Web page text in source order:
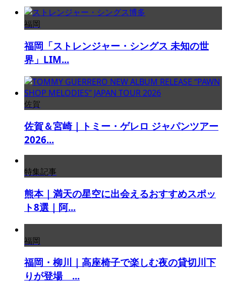
福岡
福岡「ストレンジャー・シングス 未知の世
界」LIM...
佐賀
佐賀＆宮崎｜トミー・ゲレロ ジャパンツアー
2026...
特集記事
熊本｜満天の星空に出会えるおすすめスポッ
ト8選｜阿...
福岡
福岡・柳川｜高座椅子で楽しむ夜の貸切川下
りが登場 ...